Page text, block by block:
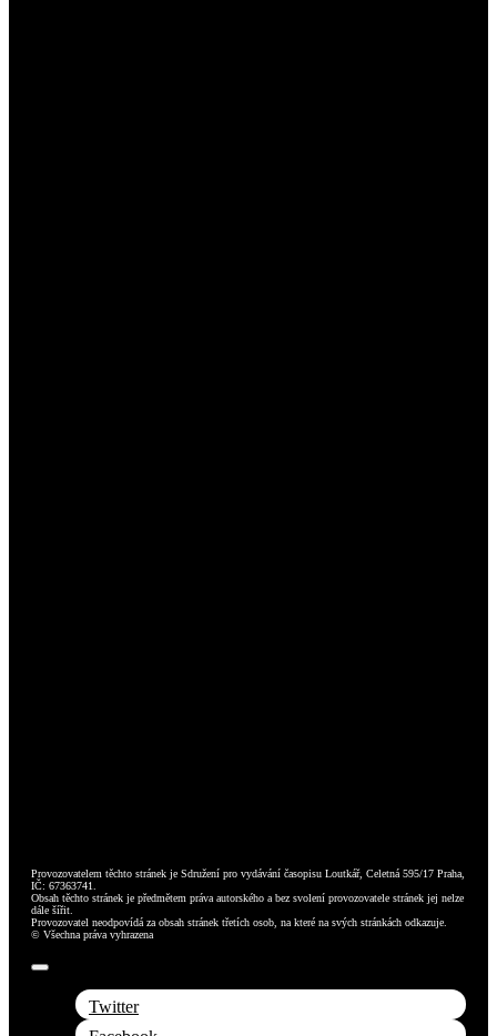
Provozovatelem těchto stránek je Sdružení pro vydávání časopisu Loutkář, Celetná 595/17 Praha,
IČ: 67363741.
Obsah těchto stránek je předmětem práva autorského a bez svolení provozovatele stránek jej nelze
dále šířit.
Provozovatel neodpovídá za obsah stránek třetích osob, na které na svých stránkách odkazuje.
© Všechna práva vyhrazena
Toggle
Navigation
Twitter